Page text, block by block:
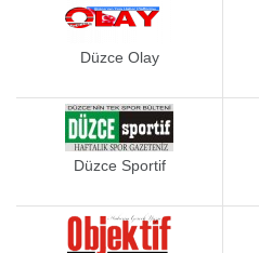
Düzce Olay
Düzce Sportif